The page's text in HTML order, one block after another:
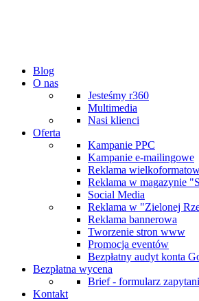
Blog
O nas
Jesteśmy r360
Multimedia
Nasi klienci
Oferta
Kampanie PPC
Kampanie e-mailingowe
Reklama
Reklama w magazynie
Social Media
Reklama w "Zielonej
Reklama bannerowa
Tworzenie stron www
Promocja eventów
Bezpłatny audyt konta
Bezpłatna wycena
Brief - formularz
Kontakt